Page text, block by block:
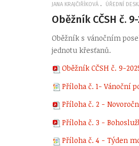
JANA KRAJČIŘÍKOVÁ ÚŘEDNÍ
Oběžník CČSH č.
Oběžník s vánočním
jednotu křesťanů.
Oběžník CČSH č. 9-
Příloha č. 1- Vánoční
Příloha č. 2 -
Příloha č. 3 -
Příloha č. 4 - Týden